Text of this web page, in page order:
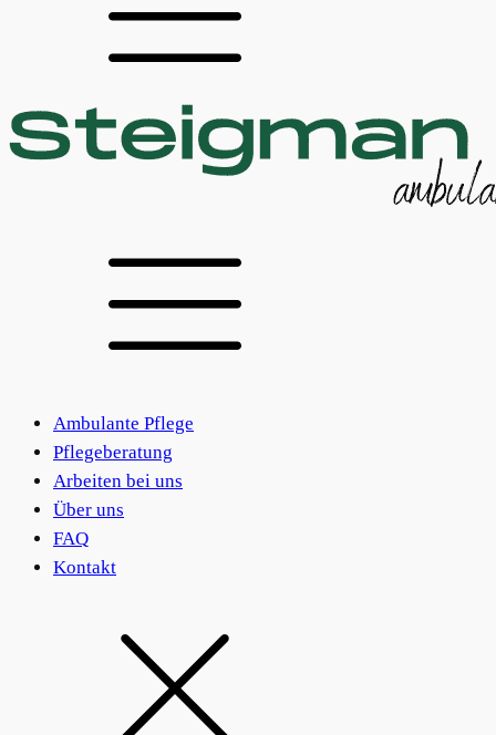
Ambulante Pflege
Pflegeberatung
Arbeiten bei uns
Über uns
FAQ
Kontakt